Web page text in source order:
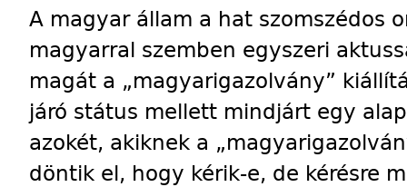
A magyar állam a hat szomszédos
magyarral szemben egyszeri
magát a „magyarigazolvány”
járó státus mellett mindjárt egy
azokét, akiknek a
döntik el, hogy kérik-e, de kérésre